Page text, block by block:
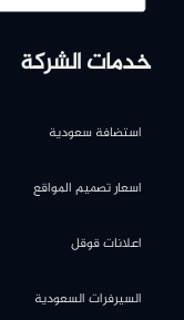
خدمات الشركة
استضافة سعودية
اسعار تصميم المواقع
اعلانات قوقل
السيرفرات السعودية